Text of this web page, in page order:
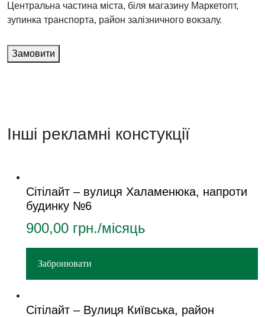
Центральна частина міста, біля магазину Маркетопт,
зупинка транспорта, район залізничного вокзалу.
Замовити
Інші рекламні констукції
Сітілайт – вулиця Халаменюка, напроти
будинку №6
900,00 грн./місяць
Забронювати
Сітілайт – Вулиця Київська, район